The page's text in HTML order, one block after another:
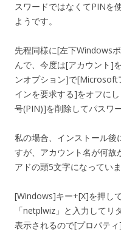
スワードではなくてPINを
ようです。
先程同様に[左下Windows
んで、今度は[アカウント]
ンオプション]で[Microsoft
インを要求する]をオフに
号(PIN)]を削除してパスワ
私の場合、インストール後
すが、アカウント名が何故
アドの頭5文字になっていま
[Windows]キー+[X]を押し
「netplwiz」と入力して
表示されるので[プロパテ